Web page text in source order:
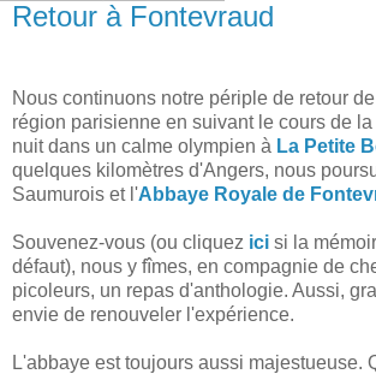
Retour à Fontevraud
Nous continuons notre périple de retour
région parisienne en suivant le cours de
nuit dans un calme olympien à La Petite
quelques kilomètres d'Angers, nous
Saumurois et l'Abbaye Royale de
Souvenez-vous (ou cliquez ici si la
défaut), nous y fîmes, en compagnie de
picoleurs, un repas d'anthologie. Aussi,
envie de renouveler l'expérience.
L'abbaye est toujours aussi majestueuse.